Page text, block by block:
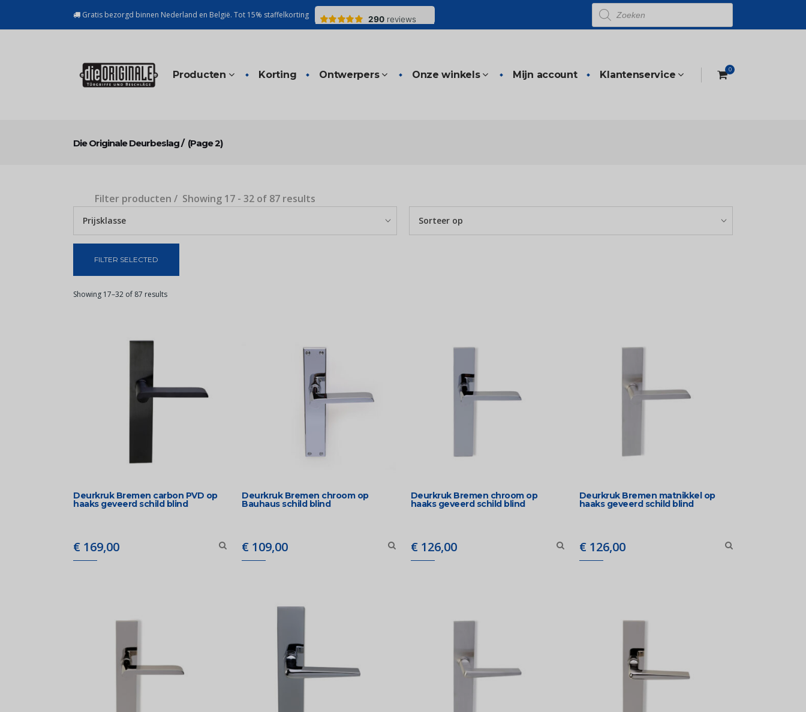
Gratis bezorgd binnen Nederland en België. Tot 15% staffelkorting
Producten
zoeken
0
Producten Korting Ontwerpers Onze winkels Mijn account Klantenservice
Die Originale Deurbeslag/ (Page 2)
Filter producten Showing 17 - 32 of 87 results
Prijsklasse Sorteer op
FILTER SELECTED
Showing 17–32 of 87 results
Deurkruk Bremen carbon PVD op
haaks geveerd schild blind
€ 169,00
Deurkruk Bremen chroom op
Bauhaus schild blind
€ 109,00
Deurkruk Bremen chroom op
haaks geveerd schild blind
€126,00
Deurkruk Bremen matnikkel op
haaks geveerd schild blind
€126,00